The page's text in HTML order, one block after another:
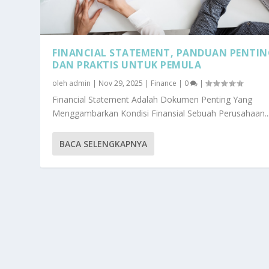
FINANCIAL STATEMENT, PANDUAN
DAN PRAKTIS UNTUK PEMULA
oleh admin | Nov 29, 2025 | Finance | 0 |
Financial Statement Adalah Dokumen Penting Yang
Menggambarkan Kondisi Finansial Sebuah
BACA SELENGKAPNYA